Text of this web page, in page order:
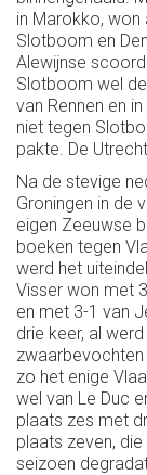
in Marokko, won
Slotboom en
Alewijnse
Slotboom wel
van Rennen en
niet tegen
pakte. De
Na de stevige
Groningen in de
eigen Zeeuwse
boeken tegen
werd het
Visser won met
en met 3-1 van
drie keer, al
zwaarbevochten
zo het enige
wel van Le Duc
plaats zes met
plaats zeven,
seizoen